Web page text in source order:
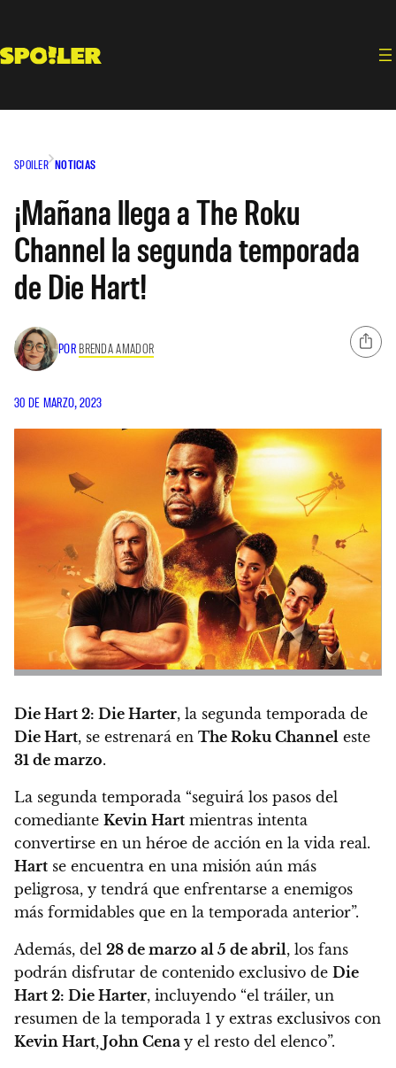
contenido
SPOILER NOTICIAS
¡Mañana llega a The Roku
Channel la segunda temporada
de Die Hart!
POR BRENDA AMADOR
30 DE MARZO, 2023
Die Hart 2: Die Harter, la segunda temporada de
Die Hart, se estrenará en The Roku Channel este
31 de marzo.
La segunda temporada “seguirá los pasos del
comediante Kevin Hart mientras intenta
convertirse en un héroe de acción en la vida real.
Hart se encuentra en una misión aún más
peligrosa, y tendrá que enfrentarse a enemigos
más formidables que en la temporada anterior”.
Además, del 28 de marzo al 5 de abril, los fans
podrán disfrutar de contenido exclusivo de Die
Hart 2: Die Harter, incluyendo “el tráiler, un
resumen de la temporada 1 y extras exclusivos con
Kevin Hart, John Cena y el resto del elenco”.